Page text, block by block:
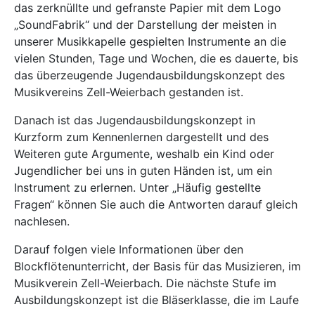
das zerknüllte und gefranste Papier mit dem Logo
„SoundFabrik“ und der Darstellung der meisten in
unserer Musikkapelle gespielten Instrumente an die
vielen Stunden, Tage und Wochen, die es dauerte, bis
das überzeugende Jugendausbildungskonzept des
Musikvereins Zell-Weierbach gestanden ist.
Danach ist das Jugendausbildungskonzept in
Kurzform zum Kennenlernen dargestellt und des
Weiteren gute Argumente, weshalb ein Kind oder
Jugendlicher bei uns in guten Händen ist, um ein
Instrument zu erlernen. Unter „Häufig gestellte
Fragen“ können Sie auch die Antworten darauf gleich
nachlesen.
Darauf folgen viele Informationen über den
Blockflötenunterricht, der Basis für das Musizieren, im
Musikverein Zell-Weierbach. Die nächste Stufe im
Ausbildungskonzept ist die Bläserklasse, die im Laufe